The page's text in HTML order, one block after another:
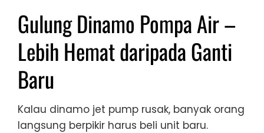
Gulung Dinamo Pompa Air –
Lebih Hemat daripada Ganti
Baru
Kalau dinamo jet pump rusak, banyak orang
langsung berpikir harus beli unit baru.